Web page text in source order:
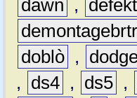
dawn ,
doblò ,
,
ds4 , ds5 ,